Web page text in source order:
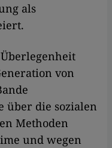
als
von
über die sozialen
Methoden
und wegen